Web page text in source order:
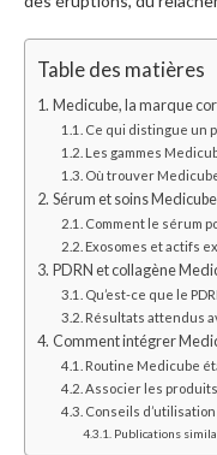
Table des matières
Medicube, la marque
Ce qui distingue un
Les gammes
Où trouver
Sérum et soins
Comment le sérum
Exosomes et actifs
PDRN et collagène
Qu’est-ce que le
Résultats attendus
Comment intégrer
Routine Medicube
Associer les
Conseils
Publications